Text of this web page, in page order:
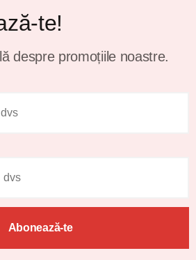
te!
despre promoțiile noastre.
Abonează-te